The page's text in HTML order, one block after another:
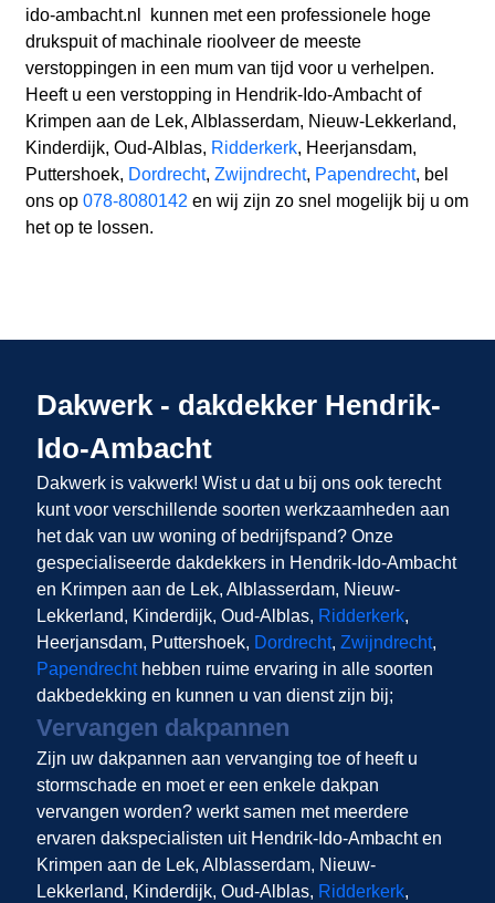
ido-ambacht.nl
kunnen met een professionele hoge
drukspuit of machinale rioolveer de meeste
verstoppingen in een mum van tijd voor u verhelpen.
Heeft u een verstopping in Hendrik-Ido-Ambacht of
Krimpen aan de Lek, Alblasserdam, Nieuw-Lekkerland,
Kinderdijk, Oud-Alblas, Ridderkerk, Heerjansdam,
Puttershoek, Dordrecht, Zwijndrecht, Papendrecht, bel
ons op 078-8080142 en wij zijn zo snel mogelijk bij u om
het op te lossen.
Dakwerk - dakdekker Hendrik-
Ido-Ambacht
Dakwerk is vakwerk! Wist u dat u bij ons ook terecht
kunt voor verschillende soorten werkzaamheden aan
het dak van uw woning of bedrijfspand? Onze
gespecialiseerde dakdekkers in Hendrik-Ido-Ambacht
en Krimpen aan de Lek, Alblasserdam, Nieuw-
Lekkerland, Kinderdijk, Oud-Alblas, Ridderkerk,
Heerjansdam, Puttershoek, Dordrecht, Zwijndrecht,
Papendrechthebben ruime ervaring in alle soorten
dakbedekking en kunnen u van dienst zijn bij;
Vervangen dakpannen
Zijn uw dakpannen aan vervanging toe of heeft u
stormschade en moet er een enkele dakpan
vervangen worden? werkt samen met meerdere
ervaren dakspecialisten uit Hendrik-Ido-Ambacht en
Krimpen aan de Lek, Alblasserdam, Nieuw-
Lekkerland, Kinderdijk, Oud-Alblas, Ridderkerk,